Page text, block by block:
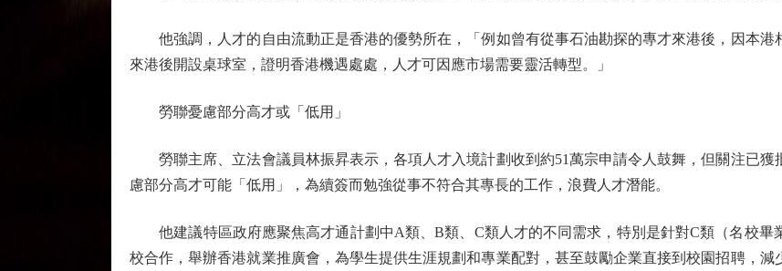
他強調，人才的自由流動正是香港的優勢所在，「例如曾有從事石油勘探的專才來港後，因本港
來港後開設桌球室，證明香港機遇處處，人才可因應市場需要靈活轉型。」
勞聯憂慮部分高才或「低用」
勞聯主席、立法會議員林振昇表示，各項人才入境計劃收到約51萬宗申請令人鼓舞，但關注已獲
慮部分高才可能「低用」，為續簽而勉強從事不符合其專長的工作，浪費人才潛能。
他建議特區政府應聚焦高才通計劃中A類、B類、C類人才的不同需求，特別是針對C類（名校畢
校合作，舉辦香港就業推廣會，為學生提供生涯規劃和專業配對，甚至鼓勵企業直接到校園招聘，